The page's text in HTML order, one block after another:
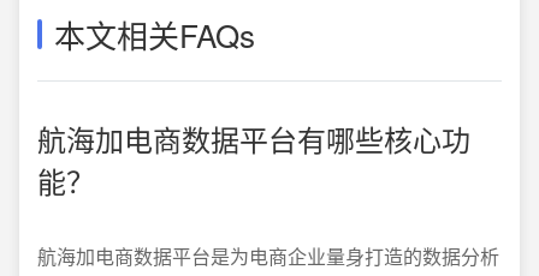
本文相关FAQs
航海加电商数据平台有哪些核心功
能？
航海加电商数据平台是为电商企业量身打造的数据分析